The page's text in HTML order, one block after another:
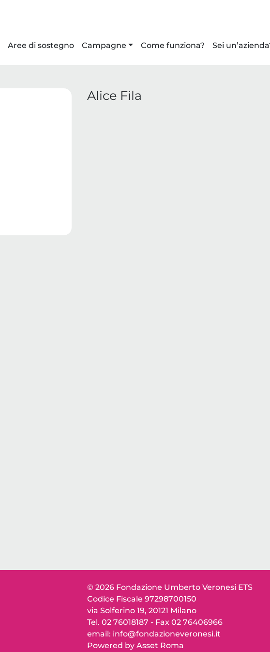
Aree di sostegno Campagne Come funziona? Sei
Alice Fila
© 2026 Fondazione Umberto Veronesi ETS
Codice Fiscale 97298700150
via Solferino 19, 20121 Milano
Tel. 02 76018187 - Fax 02 76406966
email: info@fondazioneveronesi.it
Powered by Asset Roma